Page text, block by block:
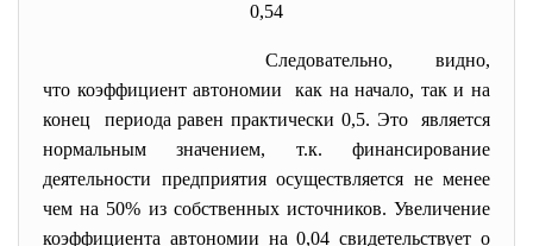
0,54
Следовательно, видно,
что коэффициент автономии как на начало, так и на
конец периода равен практически 0,5. Это является
нормальным значением,
т.к. финансирование
деятельности предприятия осуществляется не менее
чем на 50% из собственных источников. Увеличение
коэффициента автономии на 0,04 свидетельствует о